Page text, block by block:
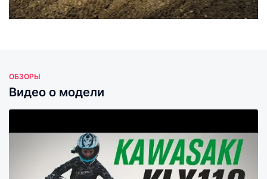
ОБЗОРЫ
Видео о модели